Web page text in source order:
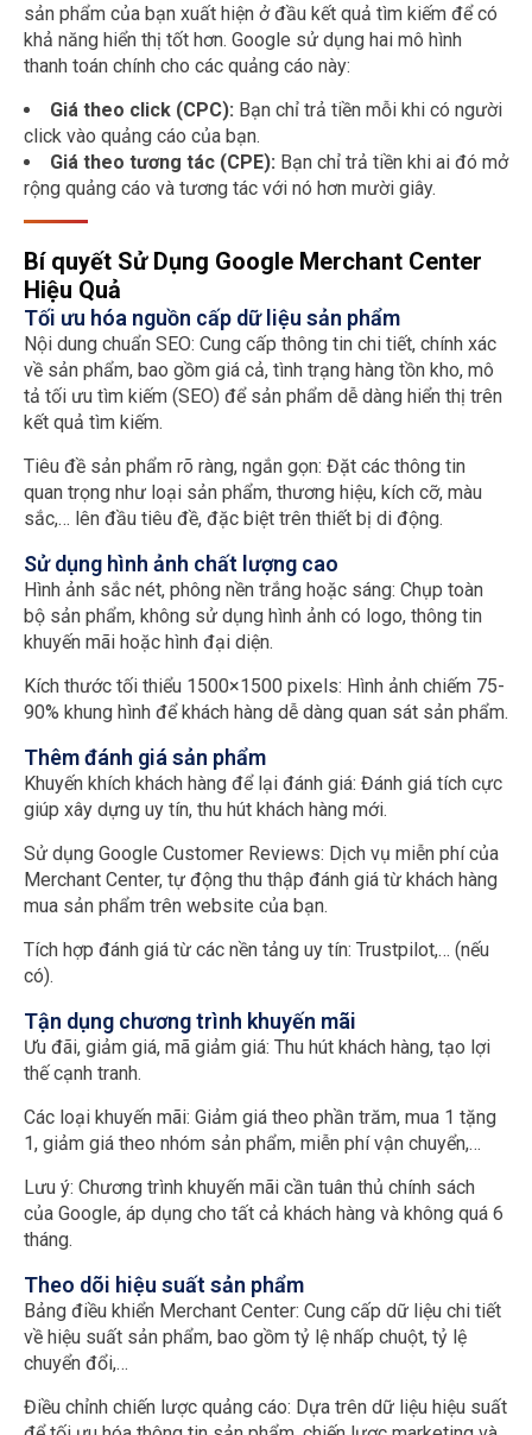
sản phẩm của bạn xuất hiện ở đầu kết quả tìm kiếm để có
khả năng hiển thị tốt hơn. Google sử dụng hai mô hình
thanh toán chính cho các quảng cáo này:
Giá theo click (CPC): Bạn chỉ trả tiền mỗi khi có người
click vào quảng cáo của bạn.
Giá theo tương tác (CPE): Bạn chỉ trả tiền khi ai đó mở
rộng quảng cáo và tương tác với nó hơn mười giây.
Bí quyết Sử Dụng Google Merchant Center
Hiệu Quả
Tối ưu hóa nguồn cấp dữ liệu sản phẩm
Nội dung chuẩn SEO: Cung cấp thông tin chi tiết, chính xác
về sản phẩm, bao gồm giá cả, tình trạng hàng tồn kho, mô
tả tối ưu tìm kiếm (SEO) để sản phẩm dễ dàng hiển thị trên
kết quả tìm kiếm.
Tiêu đề sản phẩm rõ ràng, ngắn gọn: Đặt các thông tin
quan trọng như loại sản phẩm, thương hiệu, kích cỡ, màu
sắc,… lên đầu tiêu đề, đặc biệt trên thiết bị di động.
Sử dụng hình ảnh chất lượng cao
Hình ảnh sắc nét, phông nền trắng hoặc sáng: Chụp toàn
bộ sản phẩm, không sử dụng hình ảnh có logo, thông tin
khuyến mãi hoặc hình đại diện.
Kích thước tối thiểu 1500×1500 pixels: Hình ảnh chiếm 75-
90% khung hình để khách hàng dễ dàng quan sát sản phẩm.
Thêm đánh giá sản phẩm
Khuyến khích khách hàng để lại đánh giá: Đánh giá tích cực
giúp xây dựng uy tín, thu hút khách hàng mới.
Sử dụng Google Customer Reviews: Dịch vụ miễn phí của
Merchant Center, tự động thu thập đánh giá từ khách hàng
mua sản phẩm trên website của bạn.
Tích hợp đánh giá từ các nền tảng uy tín: Trustpilot,… (nếu
có).
Tận dụng chương trình khuyến mãi
Ưu đãi, giảm giá, mã giảm giá: Thu hút khách hàng, tạo lợi
thế cạnh tranh.
Các loại khuyến mãi: Giảm giá theo phần trăm, mua 1 tặng
1, giảm giá theo nhóm sản phẩm, miễn phí vận chuyển,…
Lưu ý: Chương trình khuyến mãi cần tuân thủ chính sách
của Google, áp dụng cho tất cả khách hàng và không quá 6
tháng.
Theo dõi hiệu suất sản phẩm
Bảng điều khiển Merchant Center: Cung cấp dữ liệu chi tiết
về hiệu suất sản phẩm, bao gồm tỷ lệ nhấp chuột, tỷ lệ
chuyển đổi,…
Điều chỉnh chiến lược quảng cáo: Dựa trên dữ liệu hiệu suất